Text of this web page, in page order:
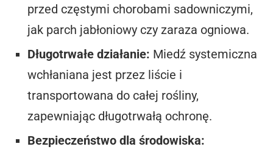
przed częstymi chorobami sadowniczymi,
jak parch jabłoniowy czy zaraza ogniowa.
Długotrwałe działanie: Miedź systemiczna
wchłaniana jest przez liście i
transportowana do całej rośliny,
zapewniając długotrwałą ochronę.
Bezpieczeństwo dla środowiska: